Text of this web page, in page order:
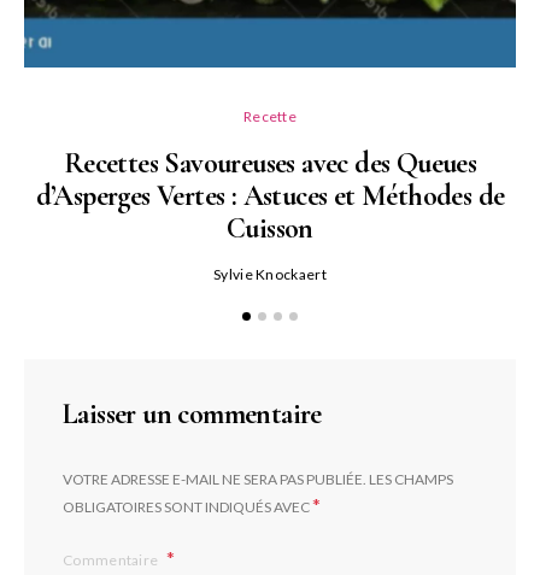
Recette
Recettes Savoureuses avec des Queues
d’Asperges Vertes : Astuces et Méthodes de
Cuisson
Sylvie Knockaert
Laisser un commentaire
VOTRE ADRESSE E-MAIL NE SERA PAS PUBLIÉE. LES CHAMPS
OBLIGATOIRES SONT INDIQUÉS AVEC*
Commentaire